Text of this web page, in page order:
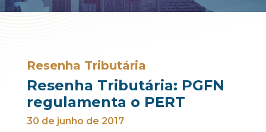
Resenha Tributária
Resenha Tributária: PGFN
regulamenta o PERT
30 de junho de 2017